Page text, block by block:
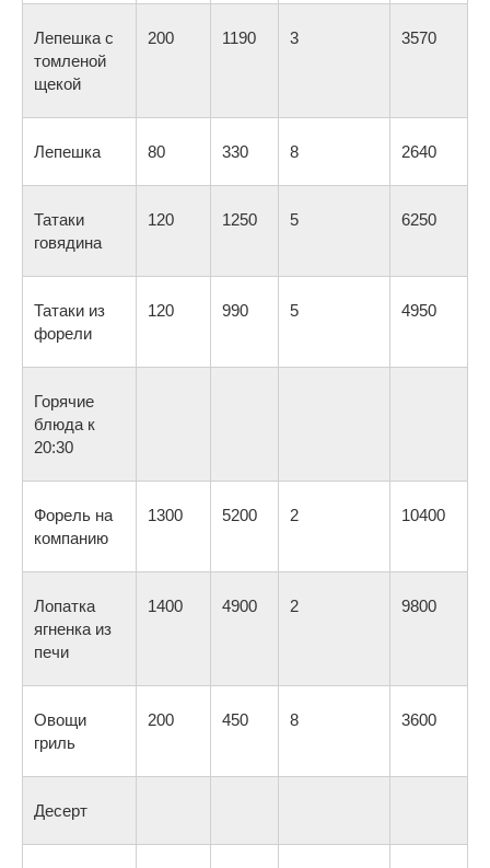
Лепешка с
томленой
щекой
200 1190 3 3570
Лепешка 80 330 8 2640
Татаки
говядина
120 1250 5 6250
Татаки из
форели
120 990 5 4950
Горячие
блюда к
20:30
Форель на
компанию
1300 5200 2 10400
Лопатка
ягненка из
печи
1400 4900 2 9800
Овощи
гриль
200 450 8 3600
Десерт